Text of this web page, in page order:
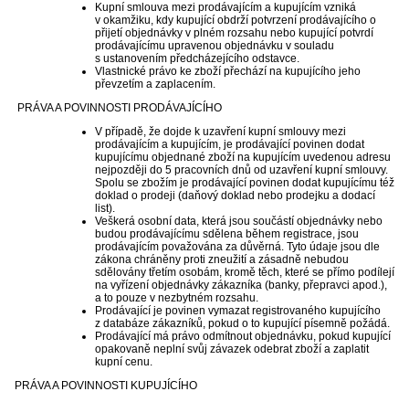
Kupní smlouva mezi prodávajícím a kupujícím vzniká
v okamžiku, kdy kupující obdrží potvrzení prodávajícího o
přijetí objednávky v plném rozsahu nebo kupující potvrdí
prodávajícímu upravenou objednávku v souladu
s ustanovením předcházejícího odstavce.
Vlastnické právo ke zboží přechází na kupujícího jeho
převzetím a zaplacením.
PRÁVA A POVINNOSTI PRODÁVAJÍCÍHO
V případě, že dojde k uzavření kupní smlouvy mezi
prodávajícím a kupujícím, je prodávající povinen dodat
kupujícímu objednané zboží na kupujícím uvedenou adresu
nejpozději do 5 pracovních dnů od uzavření kupní smlouvy.
Spolu se zbožím je prodávající povinen dodat kupujícímu též
doklad o prodeji (daňový doklad nebo prodejku a dodací
list).
Veškerá osobní data, která jsou součástí objednávky nebo
budou prodávajícímu sdělena během registrace, jsou
prodávajícím považována za důvěrná. Tyto údaje jsou dle
zákona chráněny proti zneužití a zásadně nebudou
sdělovány třetím osobám, kromě těch, které se přímo podílejí
na vyřízení objednávky zákazníka (banky, přepravci apod.),
a to pouze v nezbytném rozsahu.
Prodávající je povinen vymazat registrovaného kupujícího
z databáze zákazníků, pokud o to kupující písemně požádá.
Prodávající má právo odmítnout objednávku, pokud kupující
opakovaně neplní svůj závazek odebrat zboží a zaplatit
kupní cenu.
PRÁVA A POVINNOSTI KUPUJÍCÍHO